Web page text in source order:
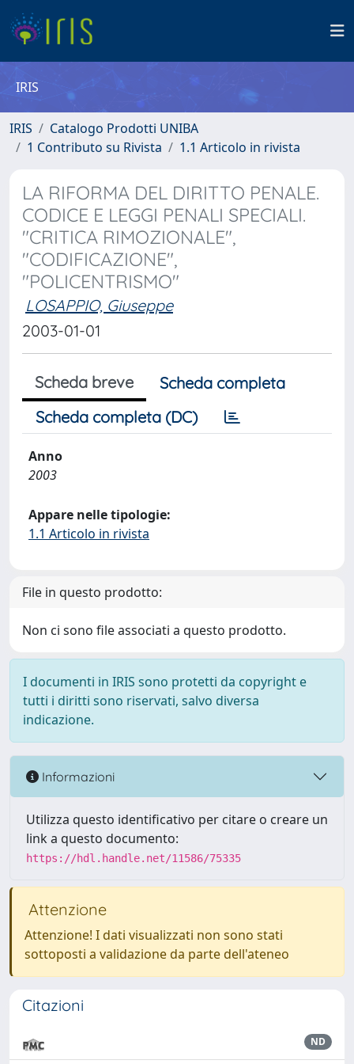
IRIS
IRIS
Catalogo Prodotti UNIBA
1 Contributo su Rivista
1.1 Articolo in rivista
LA RIFORMA DEL DIRITTO PENALE.
CODICE E LEGGI PENALI SPECIALI.
"CRITICA RIMOZIONALE",
"CODIFICAZIONE",
"POLICENTRISMO"
LOSAPPIO, Giuseppe
2003-01-01
Scheda breve
Scheda completa
Scheda completa (DC)
Anno
2003
Appare nelle tipologie:
1.1 Articolo in rivista
File in questo prodotto:
Non ci sono file associati a questo prodotto.
I documenti in IRIS sono protetti da copyright e
tutti i diritti sono riservati, salvo diversa
indicazione.
Informazioni
Utilizza questo identificativo per citare o creare un
link a questo documento:
https://hdl.handle.net/11586/75335
Attenzione
Attenzione! I dati visualizzati non sono stati
sottoposti a validazione da parte dell'ateneo
Citazioni
ND